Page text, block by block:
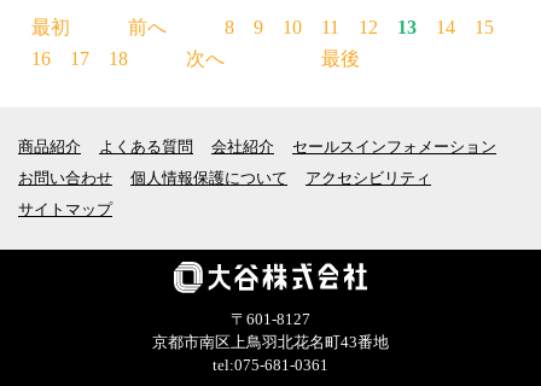
最初 前へ 8 9 10 11 12 13 14
15
16
17 18 次へ 最後
商品紹介 よくある質問 会社紹介
セールスインフォメーション
お問い合わせ
個人情報保護について
アクセシビリティ
サイトマップ
〒601-8127
京都市南区上鳥羽北花名町43番地
tel:075-681-0361